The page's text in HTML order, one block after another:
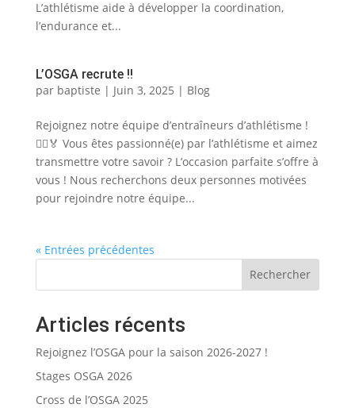
L’athlétisme aide à développer la coordination,
l’endurance et...
L’OSGA recrute !!
par baptiste | Juin 3, 2025 | Blog
Rejoignez notre équipe d’entraîneurs d’athlétisme !
🏃‍♂️🏅 Vous êtes passionné(e) par l’athlétisme et aimez
transmettre votre savoir ? L’occasion parfaite s’offre à
vous ! Nous recherchons deux personnes motivées
pour rejoindre notre équipe...
« Entrées précédentes
Rechercher
Articles récents
Rejoignez l’OSGA pour la saison 2026-2027 !
Stages OSGA 2026
Cross de l’OSGA 2025